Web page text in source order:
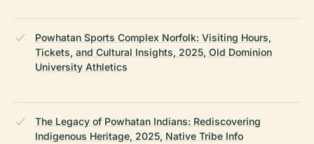
Powhatan Sports Complex Norfolk: Visiting Hours,
Tickets, and Cultural Insights, 2025, Old Dominion
University Athletics
The Legacy of Powhatan Indians: Rediscovering
Indigenous Heritage, 2025, Native Tribe Info